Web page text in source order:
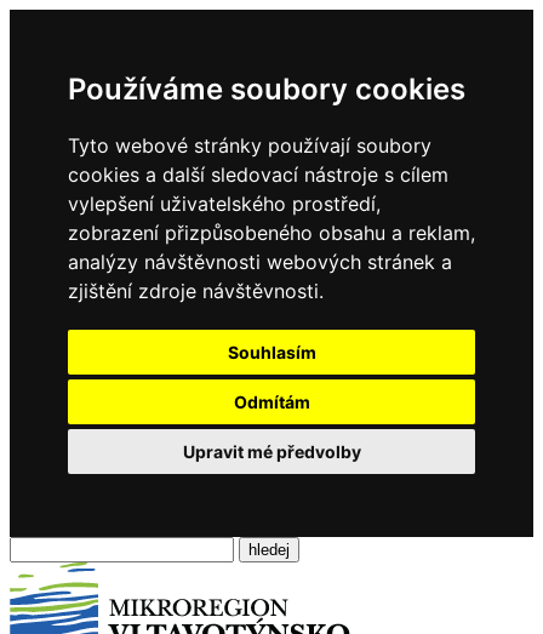
Používáme soubory cookies
Tyto webové stránky používají soubory
cookies a další sledovací nástroje s cílem
vylepšení uživatelského prostředí,
zobrazení přizpůsobeného obsahu a reklam,
analýzy návštěvnosti webových stránek a
zjištění zdroje návštěvnosti.
Souhlasím
Odmítám
Upravit mé předvolby